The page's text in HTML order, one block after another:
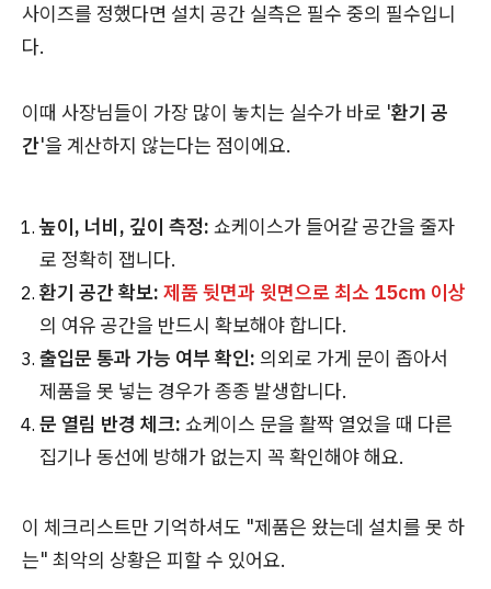
사이즈를 정했다면 설치 공간 실측은 필수 중의 필수입니
다.
이때 사장님들이 가장 많이 놓치는 실수가 바로 '환기 공
간'을 계산하지 않는다는 점이에요.
높이, 너비, 깊이 측정: 쇼케이스가 들어갈 공간을 줄자
로 정확히 잽니다.
환기 공간 확보: 제품 뒷면과 윗면으로 최소 15cm 이상
의 여유 공간을 반드시 확보해야 합니다.
출입문 통과 가능 여부 확인: 의외로 가게 문이 좁아서
제품을 못 넣는 경우가 종종 발생합니다.
문 열림 반경 체크: 쇼케이스 문을 활짝 열었을 때 다른
집기나 동선에 방해가 없는지 꼭 확인해야 해요.
이 체크리스트만 기억하셔도 "제품은 왔는데 설치를 못 하
는" 최악의 상황은 피할 수 있어요.